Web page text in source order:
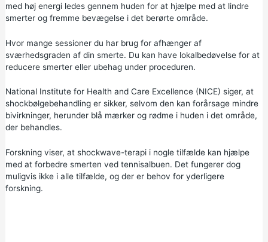
med høj energi ledes gennem huden for at hjælpe med at lindre
smerter og fremme bevægelse i det berørte område.
Hvor mange sessioner du har brug for afhænger af
sværhedsgraden af din smerte. Du kan have lokalbedøvelse for at
reducere smerter eller ubehag under proceduren.
National Institute for Health and Care Excellence (NICE) siger, at
shockbølgebehandling er sikker, selvom den kan forårsage mindre
bivirkninger, herunder blå mærker og rødme i huden i det område,
der behandles.
Forskning viser, at shockwave-terapi i nogle tilfælde kan hjælpe
med at forbedre smerten ved tennisalbuen. Det fungerer dog
muligvis ikke i alle tilfælde, og der er behov for yderligere
forskning.